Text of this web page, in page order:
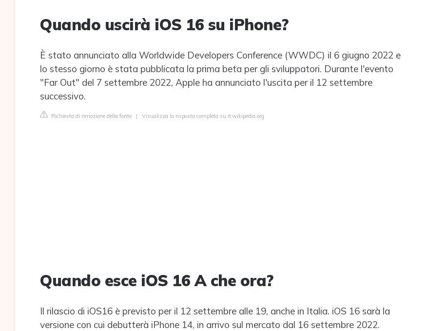
Quando uscirà iOS 16 su iPhone?
È stato annunciato alla Worldwide Developers Conference (WWDC) il 6 giugno 2022 e
lo stesso giorno è stata pubblicata la prima beta per gli sviluppatori. Durante l'evento
"Far Out" del 7 settembre 2022, Apple ha annunciato l'uscita per il 12 settembre
successivo.
Richiesta di rimozione della fonte | Visualizza la risposta completa su it.wikipedia.org
Quando esce iOS 16 A che ora?
Il rilascio di iOS16 è previsto per il 12 settembre alle 19, anche in Italia. iOS 16 sarà la
versione con cui debutterà iPhone 14, in arrivo sul mercato dal 16 settembre 2022.